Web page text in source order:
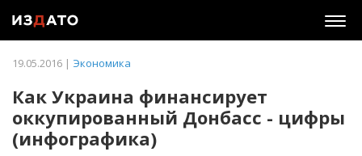
19.05.2016 | Экономика
Как Украина финансирует
оккупированный Донбасс - цифры
(инфографика)